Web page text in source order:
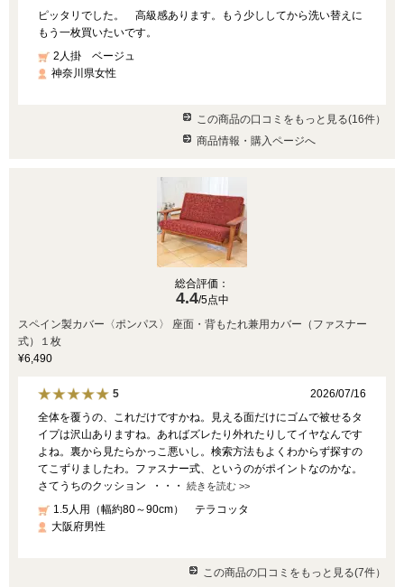
ピッタリでした。 高級感あります。もう少ししてから洗い替えに
もう一枚買いたいです。
2人掛 ベージュ
神奈川県女性
この商品の口コミをもっと見る(16件）
商品情報・購入ページへ
総合評価：
4.4/5点中
スペイン製カバー〈ポンパス〉 座面・背もたれ兼用カバー（ファスナー
式）１枚
¥6,490
5
2026/07/16
全体を覆うの、これだけですかね。見える面だけにゴムで被せるタ
イプは沢山ありますね。あればズレたり外れたりしてイヤなんです
よね。裏から見たらかっこ悪いし。検索方法もよくわからず探すの
てこずりましたわ。ファスナー式、というのがポイントなのかな。
さてうちのクッション ・・・
続きを読む >>
1.5人用（幅約80～90cm） テラコッタ
大阪府男性
この商品の口コミをもっと見る(7件）